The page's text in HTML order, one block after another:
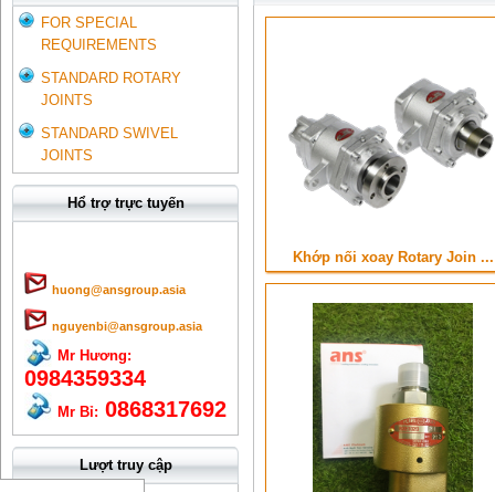
FOR SPECIAL
REQUIREMENTS
STANDARD ROTARY
JOINTS
STANDARD SWIVEL
JOINTS
Hổ trợ trực tuyến
huong@ansgroup.asia
nguyenbi@ansgroup.asia
Mr Hương:
0984359334
Mr Bỉ: 0868317692
Lượt truy cập
Khớp nối xoay Rotary Join ...